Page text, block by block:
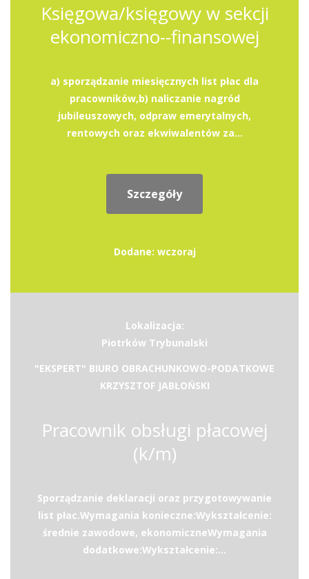
Księgowa/księgowy w sekcji
ekonomiczno--finansowej
a) sporządzanie miesięcznych list płac dla
pracowników,b) naliczanie nagród
jubileuszowych, odpraw emerytalnych,
rentowych oraz ekwiwalentów za...
Szczegóły
Dodane: wczoraj
Lokalizacja:
Piotrków Trybunalski
"EKSPERT" BIURO OBRACHUNKOWO-PODATKOWE
KRZYSZTOF JABŁOŃSKI
Pracownik obsługi płacowej
(k/m)
Sporządzanie deklaracji oraz przygotowywanie
list płac.Wymagania konieczne:Wykształcenie:
średnie zawodowe, ekonomiczneWymagania
dodatkowe:Wykształcenie:...